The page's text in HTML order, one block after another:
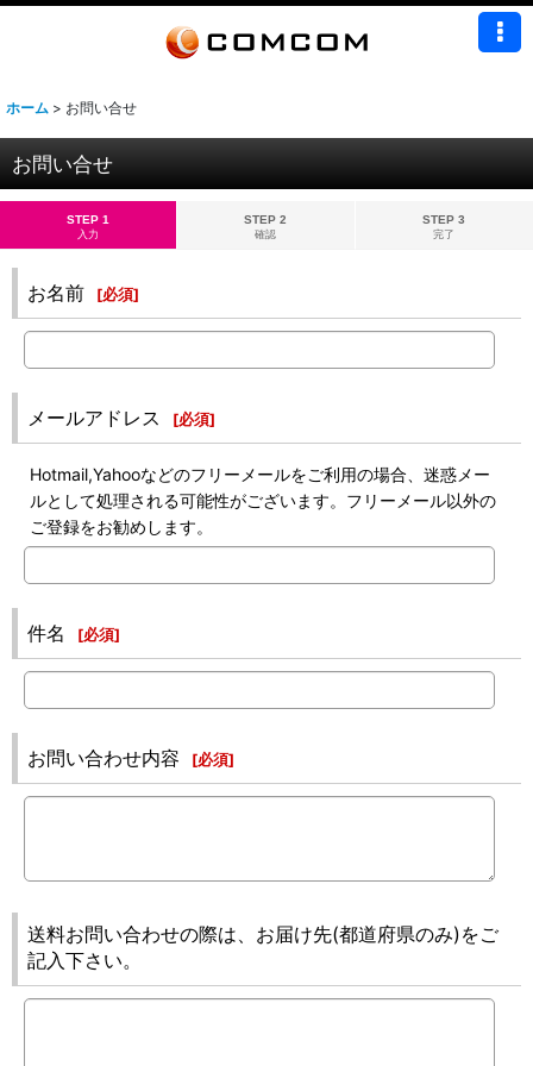
ホーム > お問い合せ
お問い合せ
STEP 1
入力
STEP 2
確認
STEP 3
完了
お名前 [必須]
メールアドレス [必須]
Hotmail,Yahooなどのフリーメールをご利用の場合、迷惑メー
ルとして処理される可能性がございます。フリーメール以外の
ご登録をお勧めします。
件名 [必須]
お問い合わせ内容 [必須]
送料お問い合わせの際は、お届け先(都道府県のみ)をご
記入下さい。